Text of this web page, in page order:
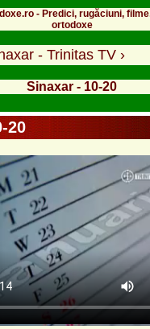
- Predici, rugăciuni,
ortodoxe
- Trinitas TV ›
Sinaxar - 10-20
20